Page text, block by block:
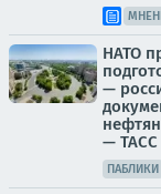
НАТО
—
— ТАСС
ПАБЛИКИ